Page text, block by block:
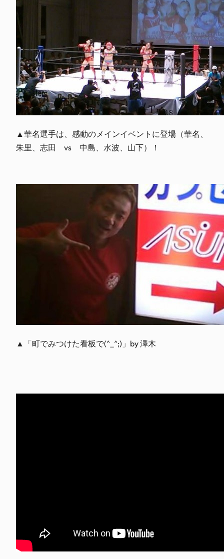
▲華名選手は、感動のメインイベントに登場（華名、
朱里、志田 vs 中島、水波、山下）！
▲「町でみつけた看板で(^_^;)」by 澤木